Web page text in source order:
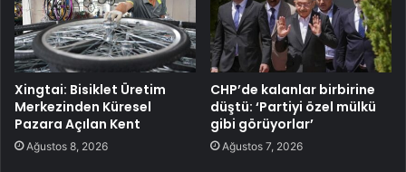
Xingtai: Bisiklet Üretim
Merkezinden Küresel
Pazara Açılan Kent
Ağustos 8, 2026
CHP’de kalanlar birbirine
düştü: ‘Partiyi özel mülkü
gibi görüyorlar’
Ağustos 7, 2026